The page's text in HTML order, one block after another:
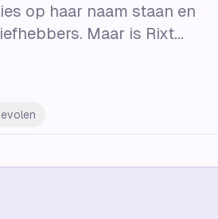
op haar naam staan en
Maar is Rixt...